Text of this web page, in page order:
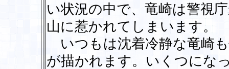
い状況の中で、竜崎は警視
山に惹かれてしまいます。
いつもは沈着冷静な竜崎
が描かれます。いくつにな